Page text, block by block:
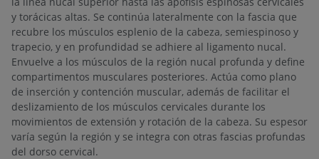
y torácicas altas. Se continúa lateralmente con la fascia que
recubre los músculos esplenio de la cabeza, semiespinoso y
trapecio, y en profundidad se adhiere al ligamento nucal.
Envuelve a los músculos de la región nucal profunda y define
compartimentos musculares posteriores. Actúa como plano
de inserción y contención muscular, además de facilitar el
deslizamiento de los músculos cervicales durante los
movimientos de extensión y rotación de la cabeza. Su espesor
varía según la región y se integra con otras fascias profundas
del dorso cervical.